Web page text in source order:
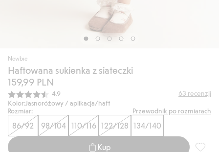
Newbie
Haftowana sukienka z siateczki
159,99 PLN
Średnia ocena:
4.9 63 recenzji
Kolor:Jasnoróżowy / aplikacja/haft
Rozmiar:
Przewodnik po rozmiarach
86/92 98/104 110/116 122/128 134/140
Kup